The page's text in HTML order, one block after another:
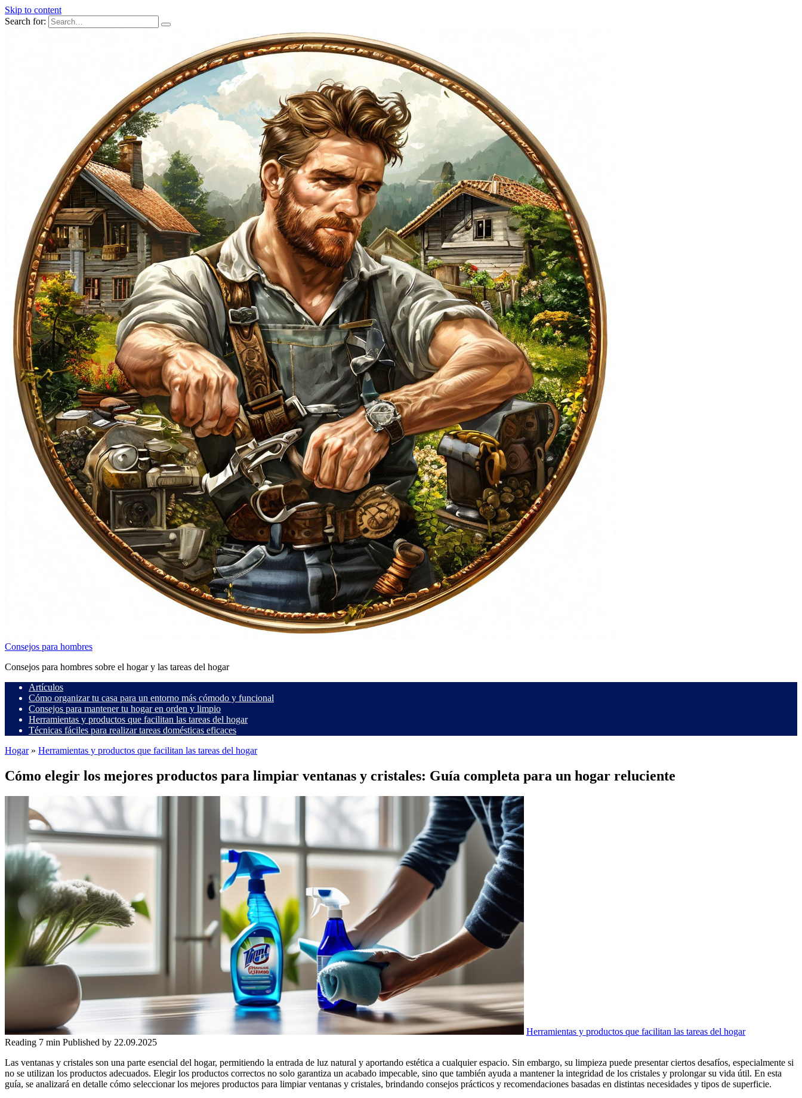
Skip to content
Search for:
Consejos para hombres
Consejos para hombres sobre el hogar y las tareas del hogar
Artículos
Cómo organizar tu casa para un entorno más cómodo y funcional
Consejos para mantener tu hogar en orden y limpio
Herramientas y productos que facilitan las tareas del hogar
Técnicas fáciles para realizar tareas domésticas eficaces
Hogar» Herramientas y productos que facilitan las tareas del hogar
Cómo elegir los mejores productos para limpiar ventanas y cristales: Guía completa para un hogar reluciente
Herramientas y productos que facilitan las tareas del hogar
Reading 7 min Published by 22.09.2025
Las ventanas y cristales son una parte esencial del hogar, permitiendo la entrada de luz natural y aportando estética a cualquier espacio. Sin embargo, su limpieza puede presentar ciertos desafíos, especialmente si
no se utilizan los productos adecuados. Elegir los productos correctos no solo garantiza un acabado impecable, sino que también ayuda a mantener la integridad de los cristales y prolongar su vida útil. En esta
guía, se analizará en detalle cómo seleccionar los mejores productos para limpiar ventanas y cristales, brindando consejos prácticos y recomendaciones basadas en distintas necesidades y tipos de superficie.